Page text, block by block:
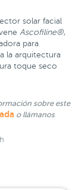
solar facial
Ascofiline®,
para
la arquitectura
toque seco
sobre este
o llámanos